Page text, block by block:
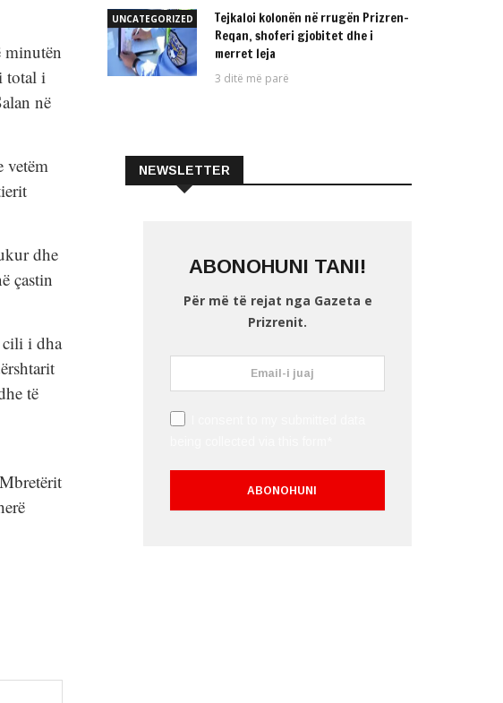
minutën
total i
në
vetëm
dhe
çastin
i dha
të
UNCATEGORIZED
Tejkaloi kolonën në rrugën Prizren-
Reqan, shoferi gjobitet dhe i
merret leja
3 ditë më parë
NEWSLETTER
ABONOHUNI TANI!
Për më të rejat nga Gazeta e
Prizrenit.